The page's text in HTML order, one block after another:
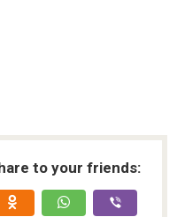
to your friends: